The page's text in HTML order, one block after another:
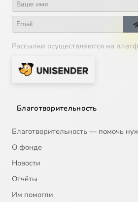
Рассылки осуществляются на
Благотворительность
Благотворительность — помочь
О фонде
Новости
Отчёты
Им помогли